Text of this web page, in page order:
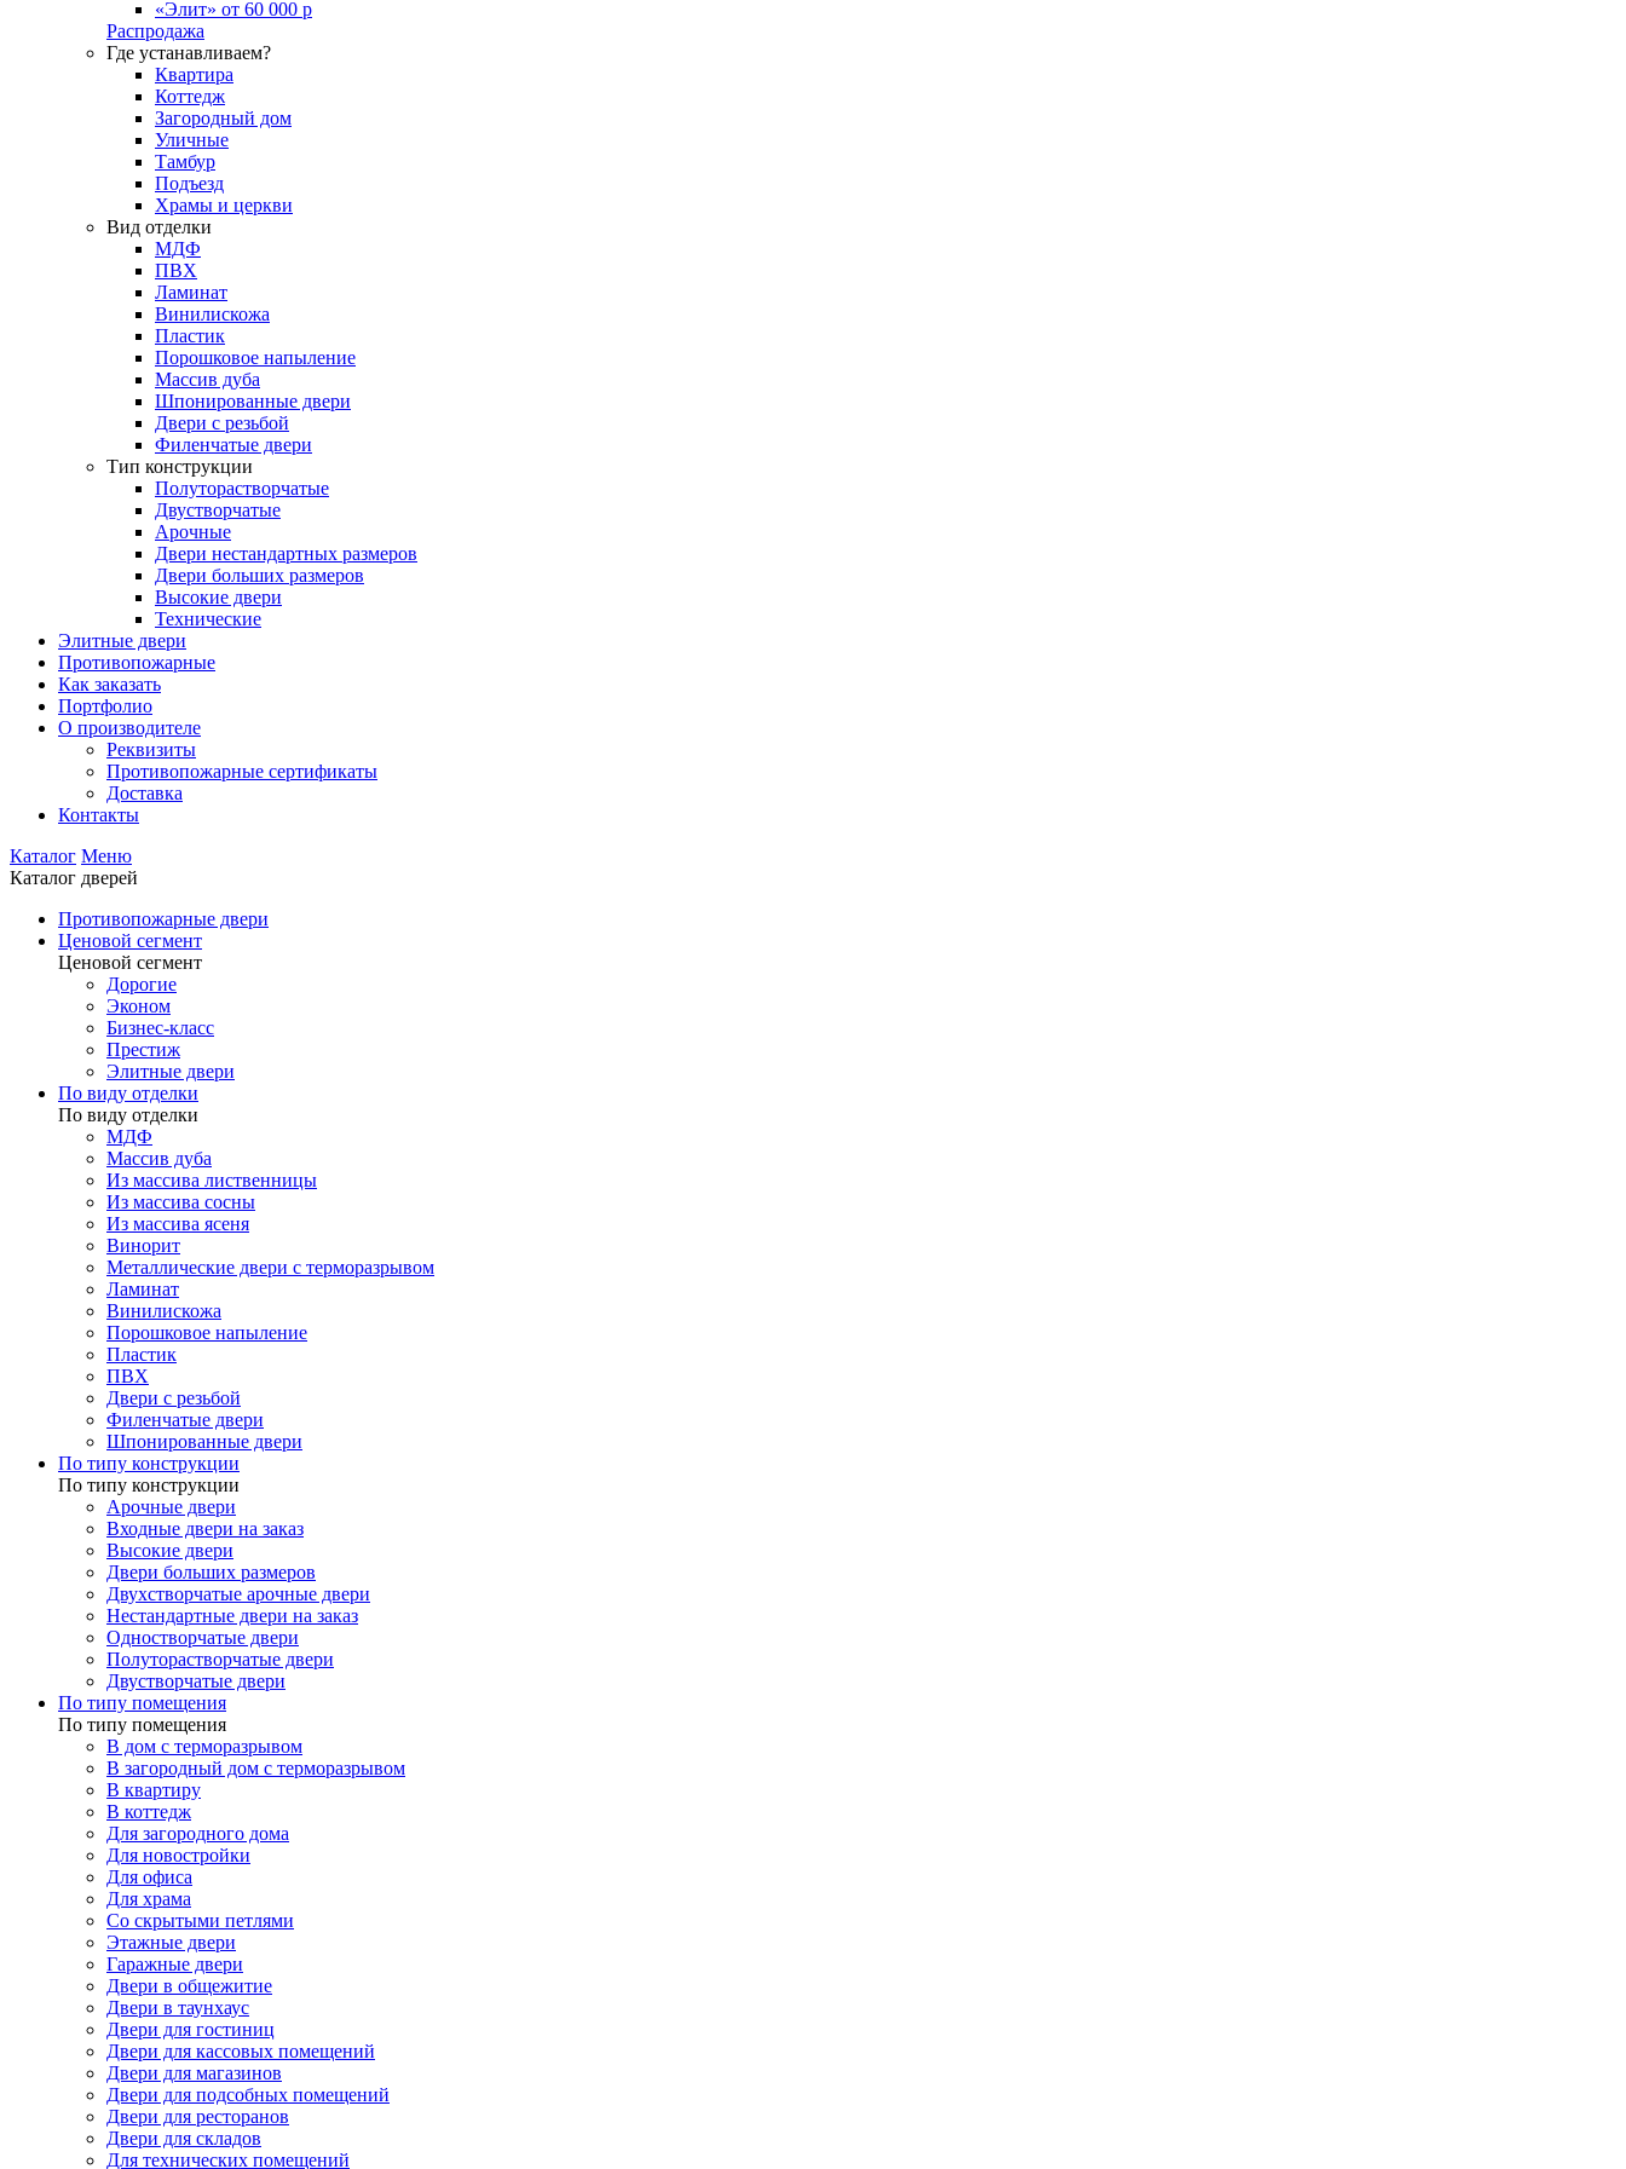
«Элит» от 60 000 р
Распродажа
Где устанавливаем?
Квартира
Коттедж
Загородный дом
Уличные
Тамбур
Подъезд
Храмы и церкви
Вид отделки
МДФ
ПВХ
Ламинат
Винилискожа
Пластик
Порошковое напыление
Массив дуба
Шпонированные двери
Двери с резьбой
Филенчатые двери
Тип конструкции
Полуторастворчатые
Двустворчатые
Арочные
Двери нестандартных размеров
Двери больших размеров
Высокие двери
Технические
Элитные двери
Противопожарные
Как заказать
Портфолио
О производителе
Реквизиты
Противопожарные сертификаты
Доставка
Контакты
Каталог Меню
Каталог дверей
Противопожарные двери
Ценовой сегмент
Ценовой сегмент
Дорогие
Эконом
Бизнес-класс
Престиж
Элитные двери
По виду отделки
По виду отделки
МДФ
Массив дуба
Из массива лиственницы
Из массива сосны
Из массива ясеня
Винорит
Металлические двери с терморазрывом
Ламинат
Винилискожа
Порошковое напыление
Пластик
ПВХ
Двери с резьбой
Филенчатые двери
Шпонированные двери
По типу конструкции
По типу конструкции
Арочные двери
Входные двери на заказ
Высокие двери
Двери больших размеров
Двухстворчатые арочные двери
Нестандартные двери на заказ
Одностворчатые двери
Полуторастворчатые двери
Двустворчатые двери
По типу помещения
По типу помещения
В дом с терморазрывом
В загородный дом с терморазрывом
В квартиру
В коттедж
Для загородного дома
Для новостройки
Для офиса
Для храма
Со скрытыми петлями
Этажные двери
Гаражные двери
Двери в общежитие
Двери в таунхаус
Двери для гостиниц
Двери для кассовых помещений
Двери для магазинов
Двери для подсобных помещений
Двери для ресторанов
Двери для складов
Для технических помещений